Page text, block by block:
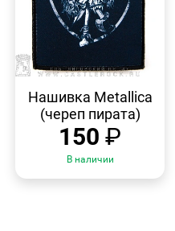
ПРОСМОТР
Нашивка Metallica
(череп пирата)
150 ₽
В наличии